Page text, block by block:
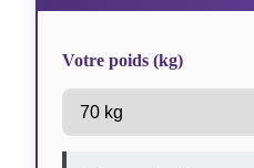
Votre poids (kg)